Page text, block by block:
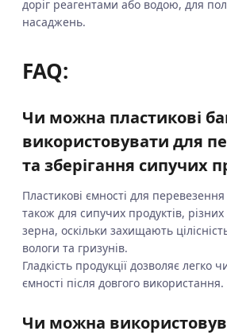
доріг реагентами або водою, для
насаджень.
FAQ:
Чи можна пластикові
використовувати для
та зберігання сипучих
Пластикові ємності для
також для сипучих продуктів, різних
зерна, оскільки захищають
вологи та гризунів.
Гладкість продукції дозволяє легко
ємності після довгого використання.
Чи можна